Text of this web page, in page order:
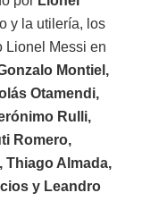
y la utilería, los
Lionel Messi en
Montiel,
Otamendi,
Rulli,
Romero,
Thiago Almada,
y Leandro